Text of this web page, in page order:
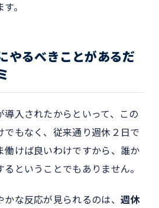
。
やるべきことがあるだ
導入されたからといって、この
でもなく、従来通り週休２日で
働けば良いわけですから、誰か
ということでもありません。
かな反応が見られるのは、週休